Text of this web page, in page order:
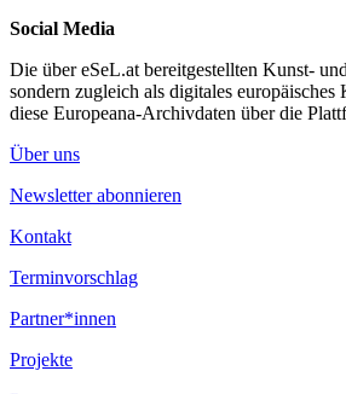
Social Media
Die über eSeL.at bereitgestellten Kunst-
sondern zugleich als digitales
diese Europeana-Archivdaten über die
Über uns
Newsletter abonnieren
Kontakt
Terminvorschlag
Partner*innen
Projekte